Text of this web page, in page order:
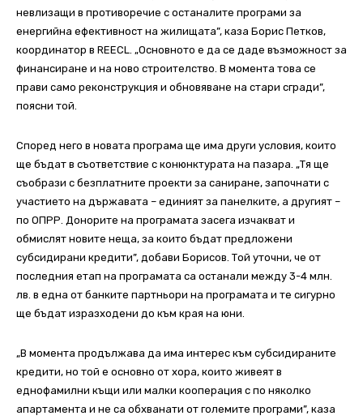
невлизащи в противоречие с останалите програми за
енергийна ефективност на жилищата”, каза Борис Петков,
координатор в REECL. „Основното е да се даде възможност за
финансиране и на ново строителство. В момента това се
прави само реконструкция и обновяване на стари сгради”,
поясни той.
Според него в новата програма ще има други условия, които
ще бъдат в съответствие с конюнктурата на пазара. „Тя ще
съобрази с безплатните проекти за саниране, започнати с
участието на държавата – единият за панелките, а другият –
по ОПРР. Донорите на програмата засега изчакват и
обмислят новите неща, за които бъдат предложени
субсидирани кредити”, добави Борисов. Той уточни, че от
последния етап на програмата са останали между 3-4 млн.
лв. в една от банките партньори на програмата и те сигурно
ще бъдат изразходени до към края на юни.
„В момента продължава да има интерес към субсидираните
кредити, но той е основно от хора, които живеят в
еднофамилни къщи или малки кооперация с по няколко
апартамента и не са обхванати от големите програми”, каза